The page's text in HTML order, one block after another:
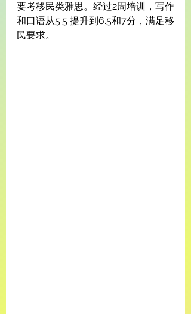
要考移民类雅思。经过2周培训，写作
和口语从5.5 提升到6.5和7分，满足移
民要求。